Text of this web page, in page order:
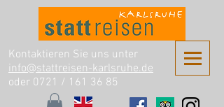
Kontaktieren Sie uns unter
info@stattreisen-karlsruhe.de
oder 0721 / 161 36 85